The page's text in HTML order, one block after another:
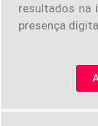
resultados na
presença